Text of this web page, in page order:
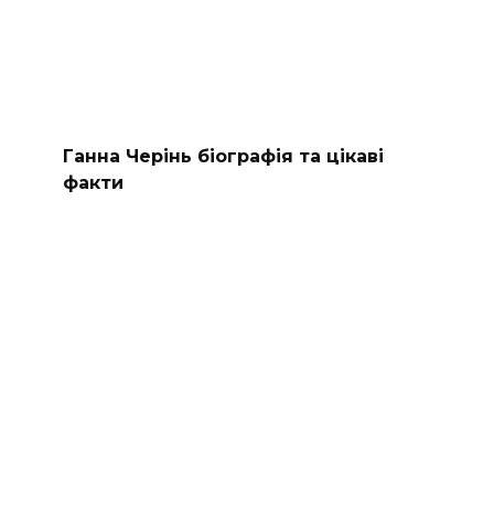
Ганна Черінь біографія та цікаві
факти